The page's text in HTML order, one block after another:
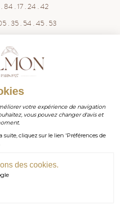
votre expérience de navigation
vous pouvez changer d'avis et
suite, cliquez sur le lien 'Préférences de
des cookies.
contact@salmonparis.com
84 . 17 . 24 . 42
. 35 . 54 . 45 . 53
sécurisé
— Tous droits réservés.